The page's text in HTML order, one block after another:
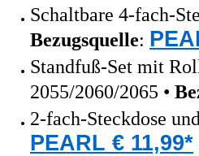
Schaltbare 4-fach-
Bezugsquelle:
Standfuß-Set mit
2055/2060/2065 •
2-fach-Steckdose
PEARL € 11,99*